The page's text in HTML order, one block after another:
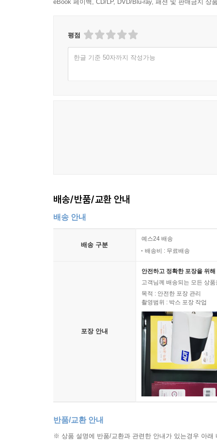
eBook 페이백, CD/LP, DVD/Blu-ray, 패션 및 판매금지 상
평점
한글 기준 50자까지 작성가능
배송/반품/교환 안내
배송 안내
배송 구분
예스24 배송
배송비 : 무료배송
포장 안내
안전하고 정확한 포장을 위
고객님께 배송되는 모든 상
목적 : 안전한 포장 관리
촬영범위 : 박스 포장 작업
반품/교환 안내
※ 상품 설명에 반품/교환과 관련한 안내가 있는경우 아